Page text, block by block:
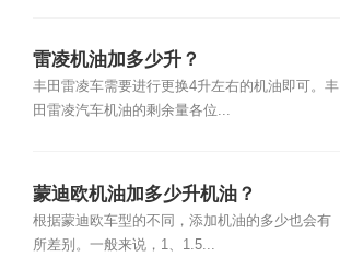
雷凌机油加多少升？
丰田雷凌车需要进行更换4升左右的机油即可。丰
田雷凌汽车机油的剩余量各位...
蒙迪欧机油加多少升机油？
根据蒙迪欧车型的不同，添加机油的多少也会有
所差别。一般来说，1、1.5...